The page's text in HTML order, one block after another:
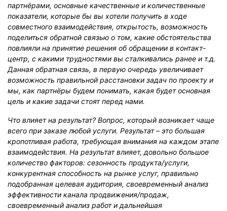
партнёрами, основные качественные и количественные
показатели, которые бы вы хотели получить в ходе
совместного взаимодействия, открытость, возможность
поделиться обратной связью о том, какие обстоятельства
повлияли на принятие решения об обращении в контакт-
центр, с какими трудностями вы сталкивались ранее и т.д.
Данная обратная связь, в первую очередь увеличивает
возможность правильной расстановки задач по проекту и
мы, как партнёры будем понимать, какая будет основная
цель и какие задачи стоят перед нами.
Что влияет на результат? Вопрос, который возникает чаще
всего при заказе любой услуги. Результат – это большая
кропотливая работа, требующая внимания на каждом этапе
взаимодействия. На результат влияет, довольно большое
количество факторов: сезонность продукта/услуги,
конкурентная способность на рынке услуг, правильно
подобранная целевая аудитория, своевременный анализ
эффективности канала продвижения/продаж,
своевременный анализ работ и дальнейшая